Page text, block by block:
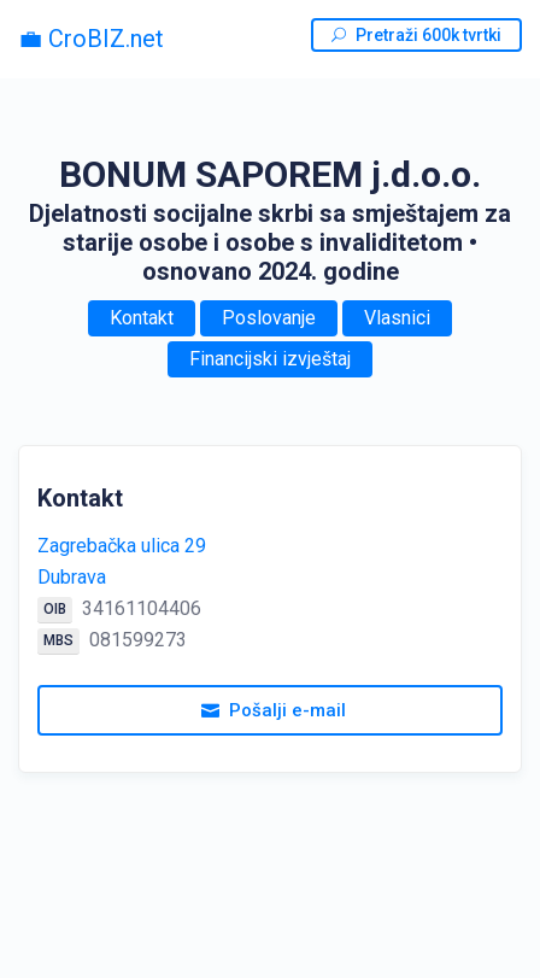
💼 CroBIZ.net Pretraži 600k tvrtki
BONUM SAPOREM j.d.o.o.
Djelatnosti socijalne skrbi sa smještajem za
starije osobe i osobe s invaliditetom •
osnovano 2024. godine
Kontakt Poslovanje
Vlasnici
Financijski izvještaj
Kontakt
Zagrebačka ulica 29
Dubrava
OIB 34161104406
MBS 081599273
Pošalji e-mail